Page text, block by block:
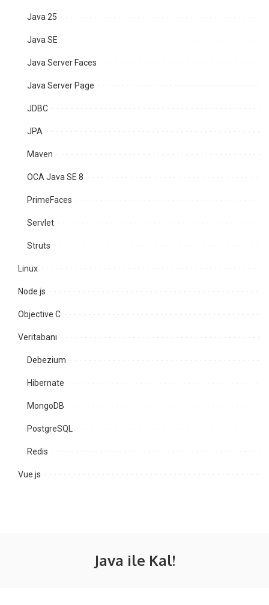
Java 25
Java SE
Java Server Faces
Java Server Page
JDBC
JPA
Maven
OCA Java SE 8
PrimeFaces
Servlet
Struts
Linux
Node.js
Objective C
Veritabanı
Debezium
Hibernate
MongoDB
PostgreSQL
Redis
Vue.js
Java ile Kal!